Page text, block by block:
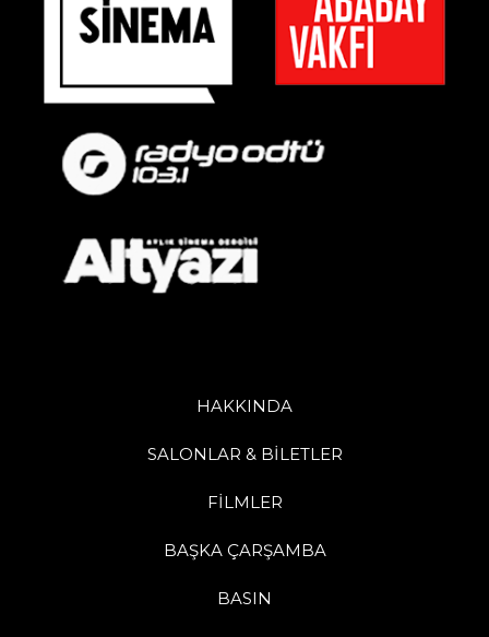
HAKKINDA
SALONLAR & BİLETLER
FİLMLER
BAŞKA ÇARŞAMBA
BASIN